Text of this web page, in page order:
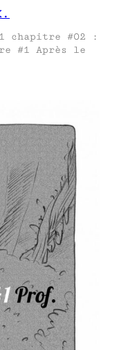
chapitre #02 :
#1 Après le